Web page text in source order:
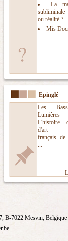
La
ou réalité ?
Mis
Epinglé
Les
Lumières
L'histoire
d'art
français de
...
B-7022 Mesvin,